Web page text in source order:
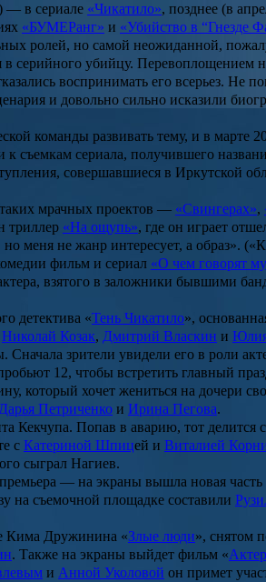
— в сериале «Чикатило», позднее (в
«БУМЕРанг» и «Убийство в “Гнезде
ролей, но самой неожиданной,
серийного убийцу. Перевоплощением
воспринимать его всерьез. Не
и довольно сильно исказили
команды развивать тему, и в
к съемкам сериала, получившего
совершавшиеся в Иркутской
мрачных проектов — «Свингерах»,
триллер «На ощупь», где он играет
меня не жанр интересует, а образ».
фильм и сериал «О чем говорят
взятого в заложники бывшими
детектива «Тень Чикатило»,
Николай Козак, Дмитрий Власкин и
Сначала зрители увидели его в роли
12, чтобы встретить главный
который хочет жениться на дочери
Дарья Петриченко и Ирина Пегова.
Кекчупа. Попав в аварию, тот
с Катериной Шпицей и Виталией
сыграл Нагиев.
премьера — на экраны вышла новая
на съемочной площадке составили
Кима Дружинина «Злые люди», снятом
. Также на экраны выйдет фильм «
и Анной Уколовой он примет